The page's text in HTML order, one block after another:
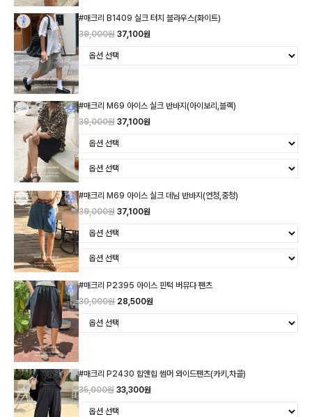
#매크리 B1409 실크 터치 블라우스(화이트)
39,000원 37,100원
#매크리 M69 아이스 실크 반바지(아이보리,블랙)
39,000원 37,100원
#매크리 M69 아이스 실크 데님 반바지(연청,중청)
39,000원 37,100원
#매크리 P2395 아이스 핀턱 버뮤다 팬츠
30,000원 28,500원
#매크리 P2430 힙앤힙 썸머 와이드팬츠(카키,차콜)
35,000원 33,300원